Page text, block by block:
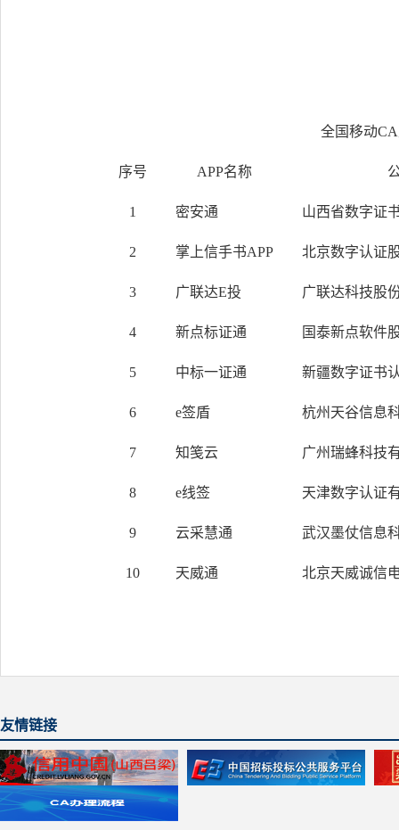
全国移动
序号 APP名称
1 密安通 山西省数字证
2 掌上信手书APP 北京数字认证
3 广联达E投 广联达科技股
4 新点标证通 国泰新点软件
5 中标一证通 新疆数字证书
6 e签盾 杭州天谷信息
7 知笺云 广州瑞蜂科技
8 e线签 天津数字认证
9 云采慧通 武汉墨仗信息
10 天威通 北京天威诚信
友情链接